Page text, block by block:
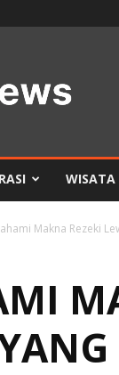
WISATA
Makna Rezeki